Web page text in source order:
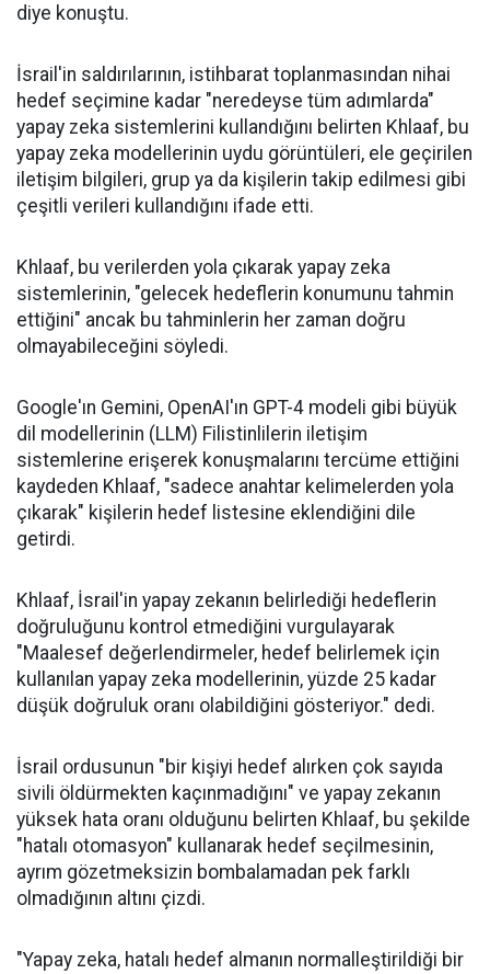
diye konuştu.
İsrail'in saldırılarının, istihbarat toplanmasından nihai
hedef seçimine kadar "neredeyse tüm adımlarda"
yapay zeka sistemlerini kullandığını belirten Khlaaf, bu
yapay zeka modellerinin uydu görüntüleri, ele geçirilen
iletişim bilgileri, grup ya da kişilerin takip edilmesi gibi
çeşitli verileri kullandığını ifade etti.
Khlaaf, bu verilerden yola çıkarak yapay zeka
sistemlerinin, "gelecek hedeflerin konumunu tahmin
ettiğini" ancak bu tahminlerin her zaman doğru
olmayabileceğini söyledi.
Google'ın Gemini, OpenAI'ın GPT-4 modeli gibi büyük
dil modellerinin (LLM) Filistinlilerin iletişim
sistemlerine erişerek konuşmalarını tercüme ettiğini
kaydeden Khlaaf, "sadece anahtar kelimelerden yola
çıkarak" kişilerin hedef listesine eklendiğini dile
getirdi.
Khlaaf, İsrail'in yapay zekanın belirlediği hedeflerin
doğruluğunu kontrol etmediğini vurgulayarak
"Maalesef değerlendirmeler, hedef belirlemek için
kullanılan yapay zeka modellerinin, yüzde 25 kadar
düşük doğruluk oranı olabildiğini gösteriyor." dedi.
İsrail ordusunun "bir kişiyi hedef alırken çok sayıda
sivili öldürmekten kaçınmadığını" ve yapay zekanın
yüksek hata oranı olduğunu belirten Khlaaf, bu şekilde
"hatalı otomasyon" kullanarak hedef seçilmesinin,
ayrım gözetmeksizin bombalamadan pek farklı
olmadığının altını çizdi.
"Yapay zeka, hatalı hedef almanın normalleştirildiği bir